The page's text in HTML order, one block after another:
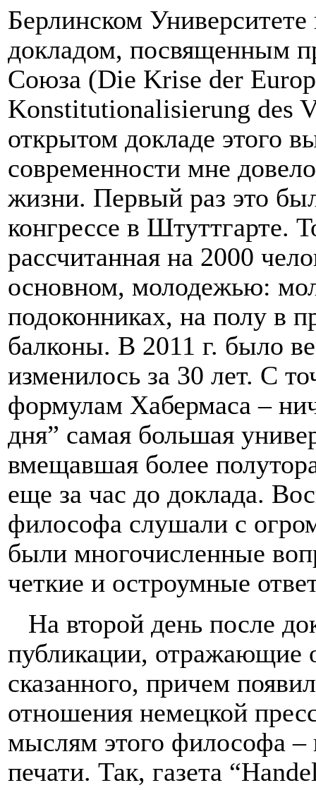
Берлинском
докладом, посвященным
Союза (Die Krise der
Konstitutionalisierung des
открытом докладе этого
современности мне
жизни. Первый раз это
конгрессе в Штуттгарте.
рассчитанная на 2000
основном, молодежью:
подоконниках, на полу в
балконы. В 2011 г. было
изменилось за 30 лет. С
формулам Хабермаса –
дня” самая большая
вмещавшая более
еще за час до доклада.
философа слушали с
были многочисленные
четкие и остроумные
На второй день после
публикации, отражающие
сказанного, причем
отношения немецкой
мыслям этого философа –
печати. Так, газета “